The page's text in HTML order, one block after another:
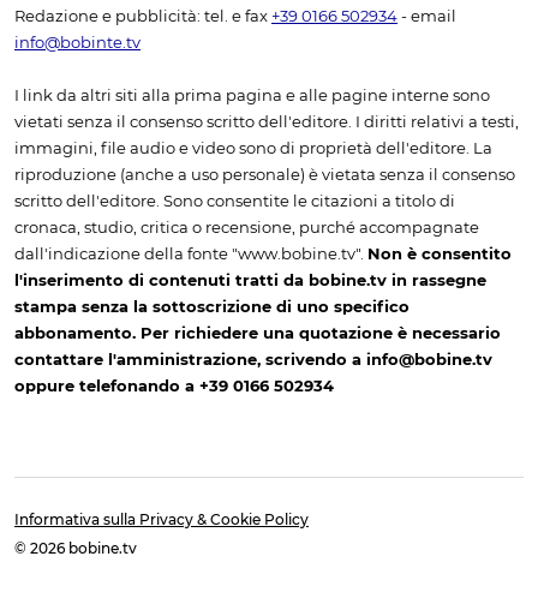
Redazione e pubblicità: tel. e fax +39 0166 502934 - email
info@bobinte.tv
I link da altri siti alla prima pagina e alle pagine interne sono
vietati senza il consenso scritto dell'editore. I diritti relativi a testi,
immagini, file audio e video sono di proprietà dell'editore. La
riproduzione (anche a uso personale) è vietata senza il consenso
scritto dell'editore. Sono consentite le citazioni a titolo di
cronaca, studio, critica o recensione, purché accompagnate
dall'indicazione della fonte "www.bobine.tv". Non è consentito
l'inserimento di contenuti tratti da bobine.tv in rassegne
stampa senza la sottoscrizione di uno specifico
abbonamento. Per richiedere una quotazione è necessario
contattare l'amministrazione, scrivendo a info@bobine.tv
oppure telefonando a +39 0166 502934
Informativa sulla Privacy & Cookie Policy
© 2026 bobine.tv